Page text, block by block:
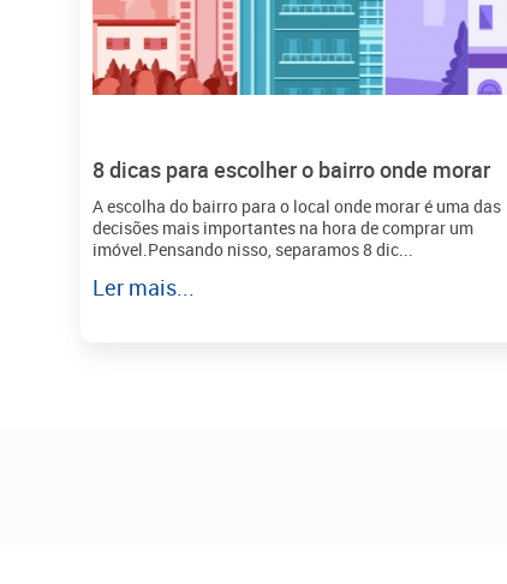
8 dicas para escolher o bairro onde morar
A escolha do bairro para o local onde morar é uma das
decisões mais importantes na hora de comprar um
imóvel.Pensando nisso, separamos 8 dic...
Ler mais...